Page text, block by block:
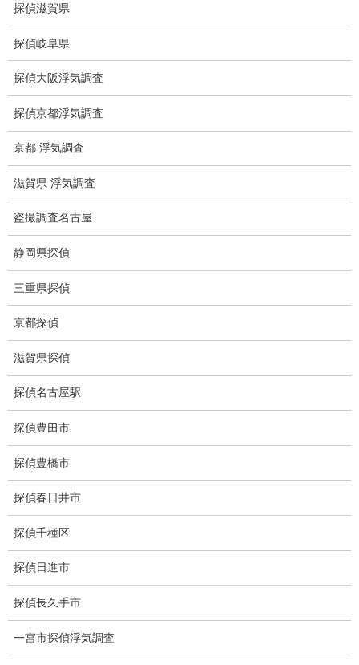
弊社が選ばれる理由
盗撮器
盗撮調査愛知県
電磁波測定調査
電磁波とは
ストーカー調査
待ち伏せ
集団ストーカー
GPS発見調査
盗難車両調査
盗撮犯防止対策調査
痴漢防止対策調査
下着窃盗犯防止対策調査
猫犬の捜索
人探し
失踪・家出調査
所在確認調査
調査料金
探偵滋賀県
探偵岐阜県
探偵大阪浮気調査
探偵京都浮気調査
京都 浮気調査
滋賀県 浮気調査
盗撮調査名古屋
静岡県探偵
三重県探偵
京都探偵
滋賀県探偵
探偵名古屋駅
探偵豊田市
探偵豊橋市
探偵春日井市
探偵千種区
探偵日進市
探偵長久手市
一宮市探偵浮気調査